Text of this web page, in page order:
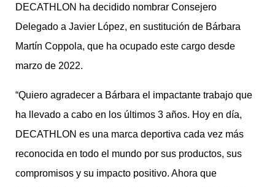
DECATHLON ha decidido nombrar Consejero
Delegado a Javier López, en sustitución de Bárbara
Martín Coppola, que ha ocupado este cargo desde
marzo de 2022.
“Quiero agradecer a Bárbara el impactante trabajo que
ha llevado a cabo en los últimos 3 años. Hoy en día,
DECATHLON es una marca deportiva cada vez más
reconocida en todo el mundo por sus productos, sus
compromisos y su impacto positivo. Ahora que